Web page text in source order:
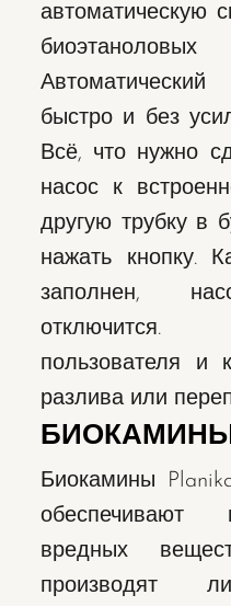
автоматическую
быстро и без
Всё, что нужно
насос к
другую трубку в
нажать кнопку.
заполнен,
пользователя и
разлива или
БИОКАМИНЫ
Биокамины
обеспечивают
вредных
производят